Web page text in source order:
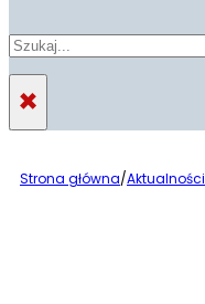
Szukaj
×
Strona główna/Aktualności